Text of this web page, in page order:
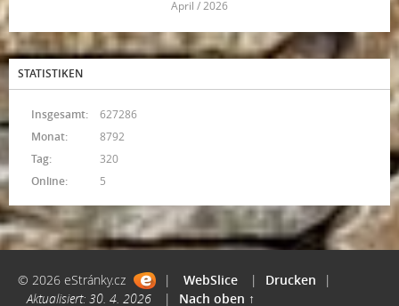
April / 2026
STATISTIKEN
Online: 5
Insgesamt:
627286
Monat:
8792
Tag:
320
© 2026 eStránky.cz | WebSlice | Drucken
|
Aktualisiert: 30. 4. 2026
| Nach oben ↑